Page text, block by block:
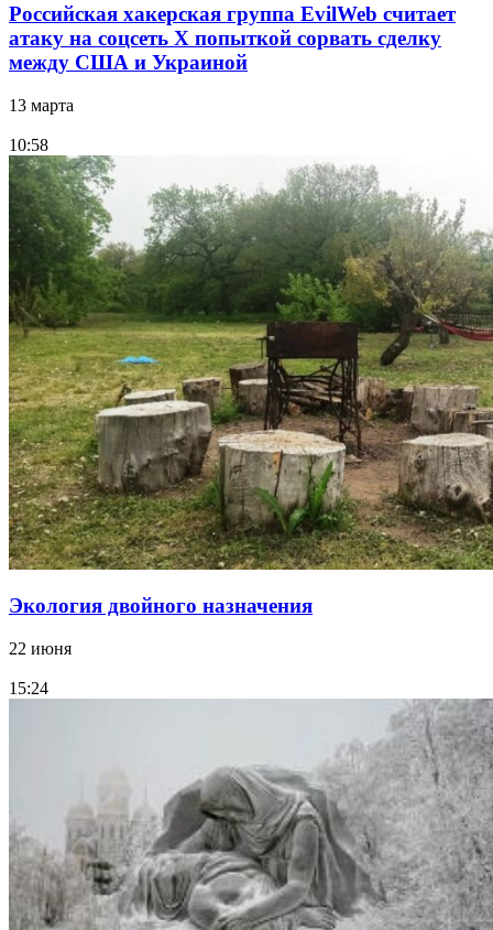
Российская хакерская группа EvilWeb считает
атаку на соцсеть Х попыткой сорвать сделку
между США и Украиной
13 марта
10:58
Экология двойного назначения
22 июня
15:24